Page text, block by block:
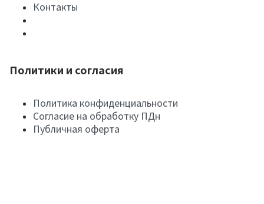
Контакты
Политики и согласия
Политика конфиденциальности
Согласие на обработку ПДн
Публичная оферта